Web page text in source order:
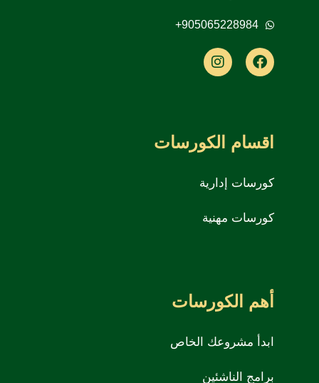
905065228984+
اقسام الكورسات
كورسات إدارية
كورسات مهنية
أهم الكورسات
ابدأ مشروعك الخاص
برامج الناشئين